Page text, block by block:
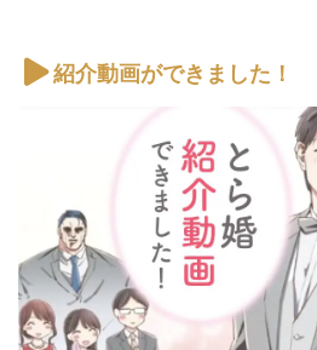
紹介動画ができました！